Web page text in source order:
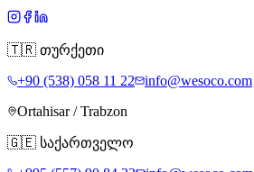
🇹🇷 თურქეთი
+90 (538) 058 11 22
info@wesoco.com
Ortahisar / Trabzon
🇬🇪 საქართველო